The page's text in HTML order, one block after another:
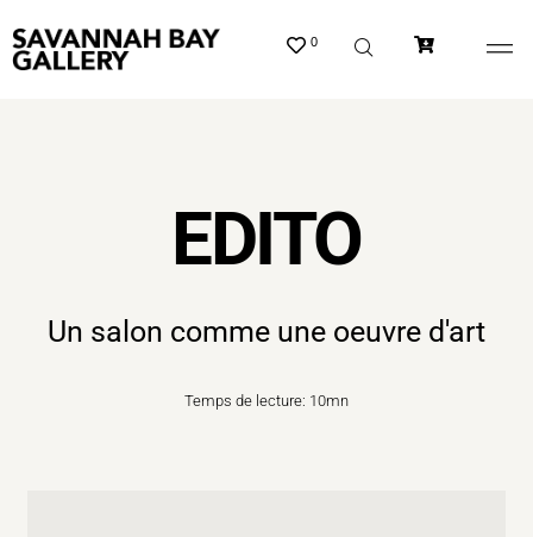
0
EDITO
Un salon comme une oeuvre d'art
Temps de lecture: 10mn